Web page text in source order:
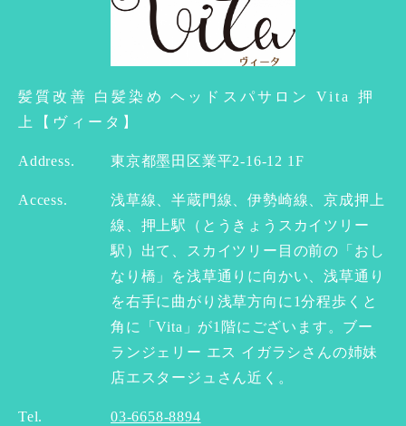
髪質改善 白髪染め ヘッドスパサロン Vita 押
上【ヴィータ】
Address. 東京都墨田区業平2-16-12 1F
Access.
浅草線、半蔵門線、伊勢崎線、京成押上
線、押上駅（とうきょうスカイツリー
駅）出て、スカイツリー目の前の「おし
なり橋」を浅草通りに向かい、浅草通り
を右手に曲がり浅草方向に1分程歩くと
角に「Vita」が1階にございます。ブー
ランジェリー エス イガラシさんの姉妹
店エスタージュさん近く。
Tel. 03-6658-8894